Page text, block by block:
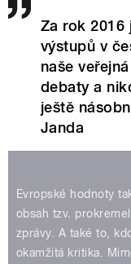
Za rok 2016
výstupů v
naše
debaty a
ještě
Janda
Evropské hodnoty
obsah tzv.
zprávy. A také to,
okamžitá kritika.